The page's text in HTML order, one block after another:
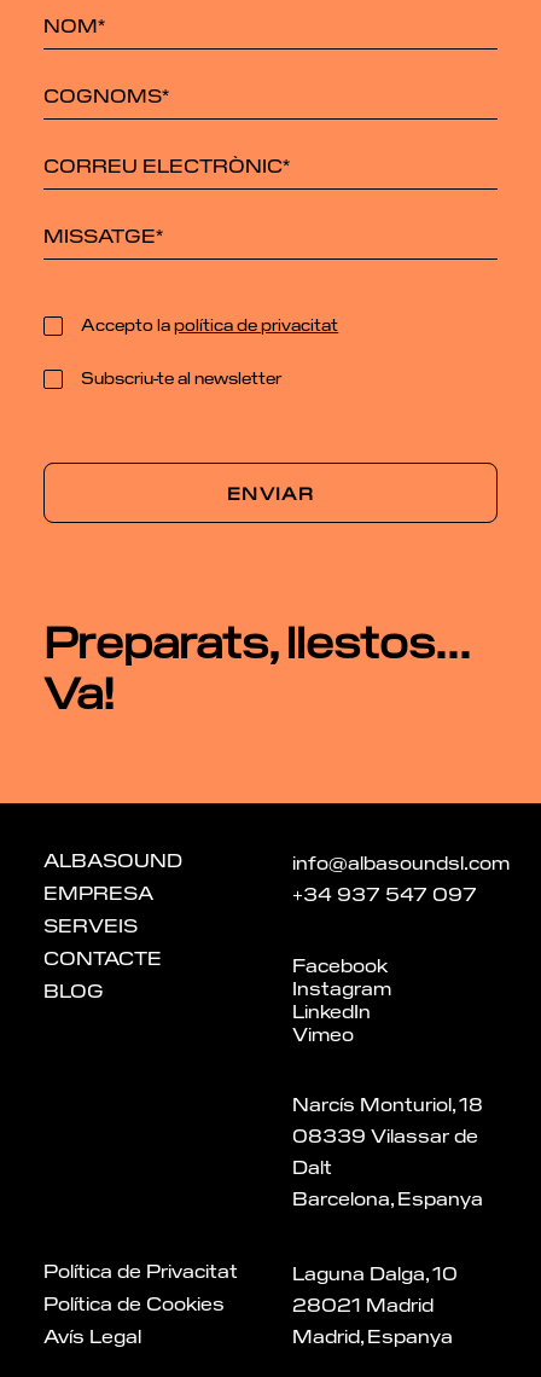
Accepto lapolítica de privacitat
Subscriu-te al newsletter
Preparats, llestos...
Va!
ALBASOUND
EMPRESA
SERVEIS
CONTACTE
BLOG
info@albasoundsl.com
+34 937 547 097
Facebook
Instagram
LinkedIn
Vimeo
Narcís Monturiol, 18
08339 Vilassar de
Dalt
Barcelona, ​​Espanya
Política de Privacitat
Política de Cookies
Avís Legal
Laguna Dalga, 10
28021 Madrid
Madrid, Espanya